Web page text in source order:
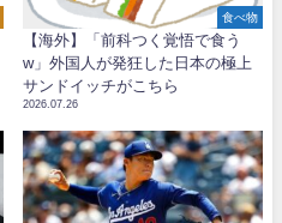
食べ物
【海外】「前科つく覚悟で食う
w」外国人が発狂した日本の極上
サンドイッチがこちら
2026.07.26